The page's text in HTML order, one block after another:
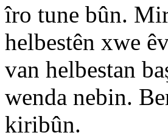
îro tune bûn.
helbestên xwe
van helbestan
wenda nebin.
kiribûn.